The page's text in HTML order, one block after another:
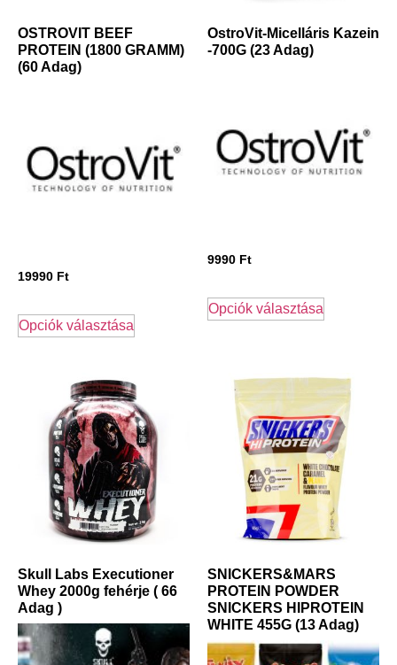
OSTROVIT BEEF
PROTEIN (1800 GRAMM)
(60 Adag)
19990 Ft
Opciók választása
OstroVit-Micelláris Kazein
-700G (23 Adag)
9990 Ft
Opciók választása
Skull Labs Executioner
Whey 2000g fehérje ( 66
Adag )
SNICKERS&MARS
PROTEIN POWDER
SNICKERS HIPROTEIN
WHITE 455G (13 Adag)